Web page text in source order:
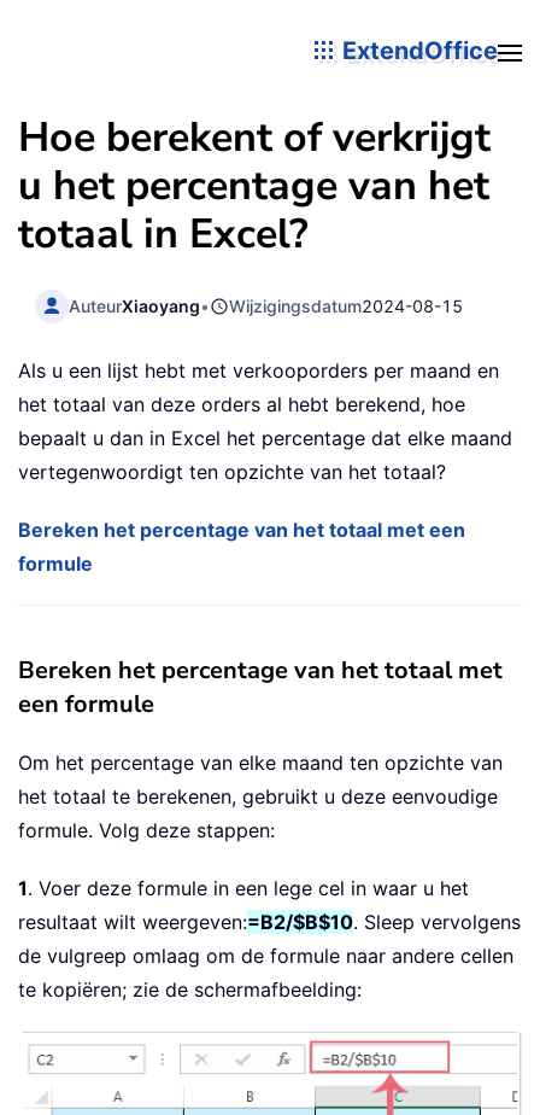
ExtendOffice
Hoe berekent of verkrijgt
u het percentage van het
totaal in Excel?
AuteurXiaoyang• Wijzigingsdatum2024-08-15
Als u een lijst hebt met verkooporders per maand en
het totaal van deze orders al hebt berekend, hoe
bepaalt u dan in Excel het percentage dat elke maand
vertegenwoordigt ten opzichte van het totaal?
Bereken het percentage van het totaal met een
formule
Bereken het percentage van het totaal met
een formule
Om het percentage van elke maand ten opzichte van
het totaal te berekenen, gebruikt u deze eenvoudige
formule. Volg deze stappen:
1. Voer deze formule in een lege cel in waar u het
resultaat wilt weergeven:=B2/$B$10. Sleep vervolgens
de vulgreep omlaag om de formule naar andere cellen
te kopiëren; zie de schermafbeelding: